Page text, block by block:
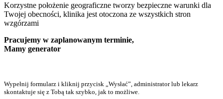
Korzystne położenie geograficzne tworzy bezpieczne warunki dla
Twojej obecności, klinika jest otoczona ze wszystkich stron
wzgórzami
Pracujemy w zaplanowanym terminie,
Mamy generator
Wypełnij formularz i kliknij przycisk „Wysłać”, administrator lub lekarz
skontaktuje się z Tobą tak szybko, jak to możliwe.